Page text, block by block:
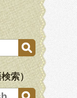
索）